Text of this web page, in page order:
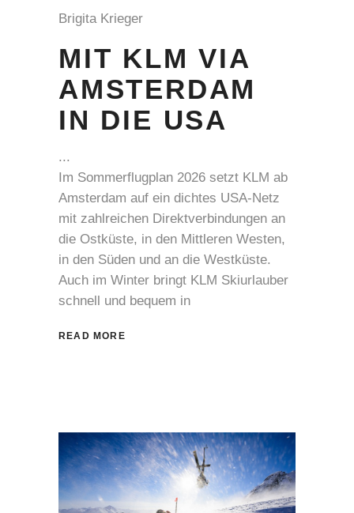
Brigita Krieger
MIT KLM VIA
AMSTERDAM
IN DIE USA
Im Sommerflugplan 2026 setzt KLM ab
Amsterdam auf ein dichtes USA-Netz
mit zahlreichen Direktverbindungen an
die Ostküste, in den Mittleren Westen,
in den Süden und an die Westküste.
Auch im Winter bringt KLM Skiurlauber
schnell und bequem in
READ MORE